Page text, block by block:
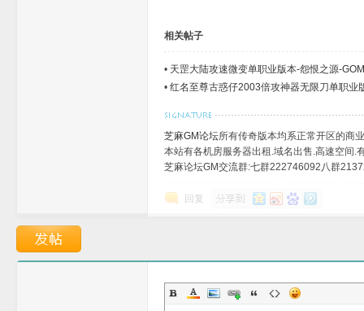
费
相关帖子
• 天罡大陆攻速微变单职业版本-怨恨之源-
• 红名至尊古惑仔2003倍攻神器无限刀单职业
芝麻GM论坛所有传奇版本均系正常开区的商
本站有各机房服务器出租.域名出售.高速空间.
芝麻论坛GM交流群:七群222746092八群
回复